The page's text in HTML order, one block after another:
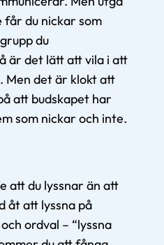
får du nickar som
du
är det lätt att vila i att
Men det är klokt att
att budskapet har
som nickar och inte.
att du lyssnar än att
åt att lyssna på
ordval – “lyssna